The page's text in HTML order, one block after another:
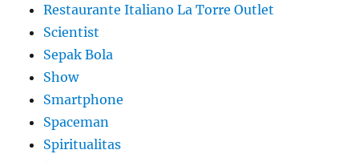
Restaurante Italiano La Torre Outlet
Scientist
Sepak Bola
Show
Smartphone
Spaceman
Spiritualitas